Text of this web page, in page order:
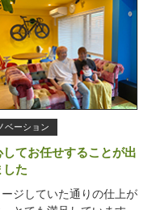
ベーション
てお任せすることが出
した
ジしていた通りの仕上が